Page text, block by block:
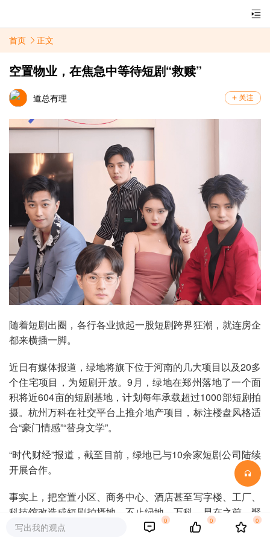
首页 正文
空置物业，在焦急中等待短剧“救赎”
道总有理
随着短剧出圈，各行各业掀起一股短剧跨界狂潮，就连房企
都来横插一脚。
近日有媒体报道，绿地将旗下位于河南的几大项目以及20多
个住宅项目，为短剧开放。9月，绿地在郑州落地了一个面
积将近604亩的短剧基地，计划每年承载超过1000部短剧拍
摄。杭州万科在社交平台上推介地产项目，标注楼盘风格适
合“豪门情感”“替身文学”。
“时代财经”报道，截至目前，绿地已与10余家短剧公司陆续
开展合作。
事实上，把空置小区、商务中心、酒店甚至写字楼、工厂、
科技馆改造成短剧拍摄地，不止绿地、万科。早在之前，聚
美优品把一处闲置商场改造成为“聚美空港竖屏电影基地”，
写出我的观点
0 0 0